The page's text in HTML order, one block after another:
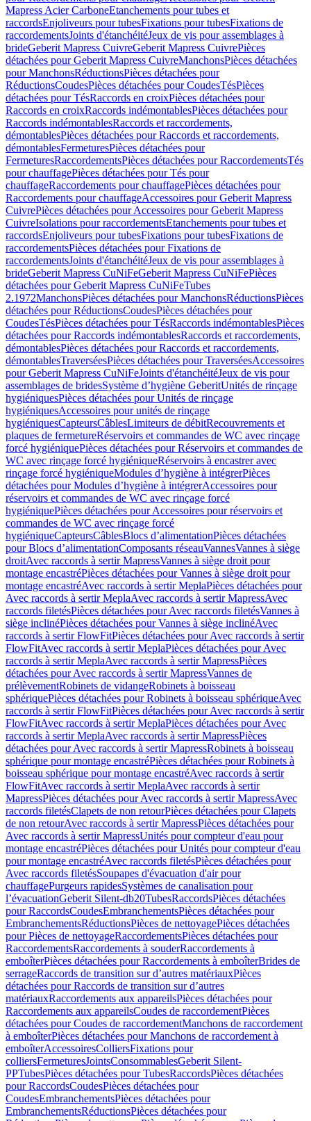
Mapress Acier CarboneEtanchements pour tubes et
raccordsEnjoliveurs pour tubesFixations pour tubesFixations de
raccordementsJoints d'étanchéitéJeux de vis pour assemblages à
brideGeberit Mapress CuivreGeberit Mapress CuivrePièces
détachées pour Geberit Mapress CuivreManchonsPièces détachées
pour ManchonsRéductionsPièces détachées pour
RéductionsCoudesPièces détachées pour CoudesTésPièces
détachées pour TésRaccords en croixPièces détachées pour
Raccords en croixRaccords indémontablesPièces détachées pour
Raccords indémontablesRaccords et raccordements,
démontablesPièces détachées pour Raccords et raccordements,
démontablesFermeturesPièces détachées pour
FermeturesRaccordementsPièces détachées pour RaccordementsTés
pour chauffagePièces détachées pour Tés pour
chauffageRaccordements pour chauffagePièces détachées pour
Raccordements pour chauffageAccessoires pour Geberit Mapress
CuivrePièces détachées pour Accessoires pour Geberit Mapress
CuivreIsolations pour raccordementsEtanchements pour tubes et
raccordsEnjoliveurs pour tubesFixations pour tubesFixations de
raccordementsPièces détachées pour Fixations de
raccordementsJoints d'étanchéitéJeux de vis pour assemblages à
brideGeberit Mapress CuNiFeGeberit Mapress CuNiFePièces
détachées pour Geberit Mapress CuNiFeTubes
2.1972ManchonsPièces détachées pour ManchonsRéductionsPièces
détachées pour RéductionsCoudesPièces détachées pour
CoudesTésPièces détachées pour TésRaccords indémontablesPièces
détachées pour Raccords indémontablesRaccords et raccordements,
démontablesPièces détachées pour Raccords et raccordements,
démontablesTraverséesPièces détachées pour TraverséesAccessoires
pour Geberit Mapress CuNiFeJoints d'étanchéitéJeux de vis pour
assemblages de bridesSystème d’hygiène GeberitUnités de rinçage
hygiéniquesPièces détachées pour Unités de rinçage
hygiéniquesAccessoires pour unités de rinçage
hygiéniquesCapteursCâblesLimiteurs de débitRecouvrements et
plaques de fermetureRéservoirs et commandes de WC avec rinçage
forcé hygiéniquePièces détachées pour Réservoirs et commandes de
WC avec rinçage forcé hygiéniqueRéservoirs à encastrer avec
rinçage forcé hygiéniqueModules d’hygiène à intégrerPièces
détachées pour Modules d’hygiène à intégrerAccessoires pour
réservoirs et commandes de WC avec rinçage forcé
hygiéniquePièces détachées pour Accessoires pour réservoirs et
commandes de WC avec rinçage forcé
hygiéniqueCapteursCâblesBlocs d’alimentationPièces détachées
pour Blocs d’alimentationComposants réseauVannesVannes à siège
droitAvec raccords à sertir MapressVannes à siège droit pour
montage encastréPièces détachées pour Vannes à siège droit pour
montage encastréAvec raccords à sertir MeplaPièces détachées pour
Avec raccords à sertir MeplaAvec raccords à sertir MapressAvec
raccords filetésPièces détachées pour Avec raccords filetésVannes à
siège inclinéPièces détachées pour Vannes à siège inclinéAvec
raccords à sertir FlowFitPièces détachées pour Avec raccords à sertir
FlowFitAvec raccords à sertir MeplaPièces détachées pour Avec
raccords à sertir MeplaAvec raccords à sertir MapressPièces
détachées pour Avec raccords à sertir MapressVannes de
prélèvementRobinets de vidangeRobinets à boisseau
sphériquePièces détachées pour Robinets à boisseau sphériqueAvec
raccords à sertir FlowFitPièces détachées pour Avec raccords à sertir
FlowFitAvec raccords à sertir MeplaPièces détachées pour Avec
raccords à sertir MeplaAvec raccords à sertir MapressPièces
détachées pour Avec raccords à sertir MapressRobinets à boisseau
sphérique pour montage encastréPièces détachées pour Robinets à
boisseau sphérique pour montage encastréAvec raccords à sertir
FlowFitAvec raccords à sertir MeplaAvec raccords à sertir
MapressPièces détachées pour Avec raccords à sertir MapressAvec
raccords filetésClapets de non retourPièces détachées pour Clapets
de non retourAvec raccords à sertir MapressPièces détachées pour
Avec raccords à sertir MapressUnités pour compteur d'eau pour
montage encastréPièces détachées pour Unités pour compteur d'eau
pour montage encastréAvec raccords filetésPièces détachées pour
Avec raccords filetésSoupapes d'évacuation d'air pour
chauffagePurgeurs rapidesSystèmes de canalisation pour
l’évacuationGeberit Silent-db20TubesRaccordsPièces détachées
pour RaccordsCoudesEmbranchementsPièces détachées pour
EmbranchementsRéductionsPièces de nettoyagePièces détachées
pour Pièces de nettoyageRaccordementsPièces détachées pour
RaccordementsRaccordements à souderRaccordements à
emboîterPièces détachées pour Raccordements à emboîterBrides de
serrageRaccords de transition sur d’autres matériauxPièces
détachées pour Raccords de transition sur d’autres
matériauxRaccordements aux appareilsPièces détachées pour
Raccordements aux appareilsCoudes de raccordementPièces
détachées pour Coudes de raccordementManchons de raccordement
à emboîterPièces détachées pour Manchons de raccordement à
emboîterAccessoiresColliersFixations pour
colliersFermeturesJointsConsommablesGeberit Silent-
PPTubesPièces détachées pour TubesRaccordsPièces détachées
pour RaccordsCoudesPièces détachées pour
CoudesEmbranchementsPièces détachées pour
EmbranchementsRéductionsPièces détachées pour